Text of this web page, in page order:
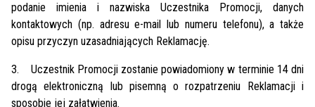
podanie imienia i nazwiska Uczestnika Promocji, danych
kontaktowych (np. adresu e-mail lub numeru telefonu), a także
opisu przyczyn uzasadniających Reklamację.
3. Uczestnik Promocji zostanie powiadomiony w terminie 14 dni
drogą elektroniczną lub pisemną o rozpatrzeniu Reklamacji i
sposobie jej załatwienia.